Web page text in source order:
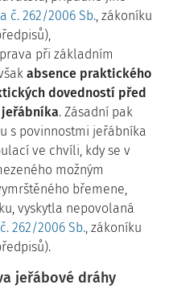
č. 262/2006 Sb., zákoníku
při základním
absence praktického
dovedností před
. Zásadní pak
s povinnostmi jeřábníka
ve chvíli, kdy se v
možným
břemene,
vyskytla nepovolaná
262/2006 Sb., zákoníku
jeřábové dráhy